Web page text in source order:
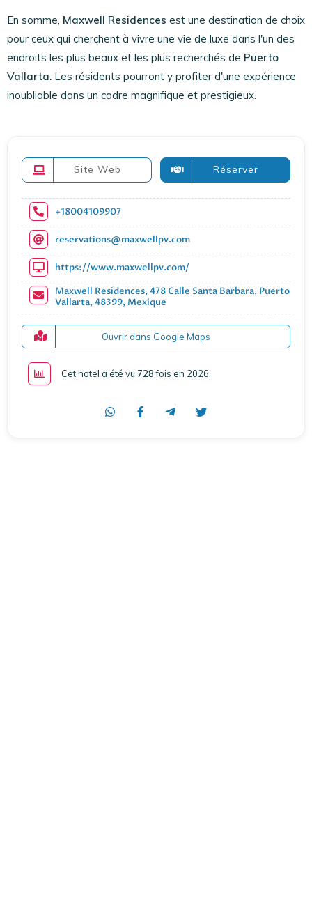
En somme, Maxwell Residences est une destination de choix
pour ceux qui cherchent à vivre une vie de luxe dans l'un des
endroits les plus beaux et les plus recherchés de Puerto
Vallarta. Les résidents pourront y profiter d'une expérience
inoubliable dans un cadre magnifique et prestigieux.
Site Web Réserver
+18004109907
reservations@maxwellpv.com
https://www.maxwellpv.com/
Maxwell Residences, 478 Calle Santa Barbara, Puerto
Vallarta, 48399, Mexique
Ouvrir dans Google Maps
Cet hotel a été vu 728fois en 2026